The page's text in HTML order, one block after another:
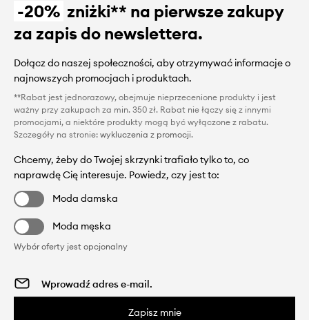
-20% zniżki** na pierwsze zakupy
za zapis do newslettera.
Dołącz do naszej społeczności, aby otrzymywać informacje o
najnowszych promocjach i produktach.
**Rabat jest jednorazowy, obejmuje nieprzecenione produkty i jest
ważny przy zakupach za min. 350 zł. Rabat nie łączy się z innymi
promocjami, a niektóre produkty mogą być wyłączone z rabatu.
Szczegóły na stronie: wykluczenia z promocji.
Chcemy, żeby do Twojej skrzynki trafiało tylko to, co
naprawdę Cię interesuje. Powiedz, czy jest to:
Moda damska
Moda męska
Wybór oferty jest opcjonalny
Zapisz mnie